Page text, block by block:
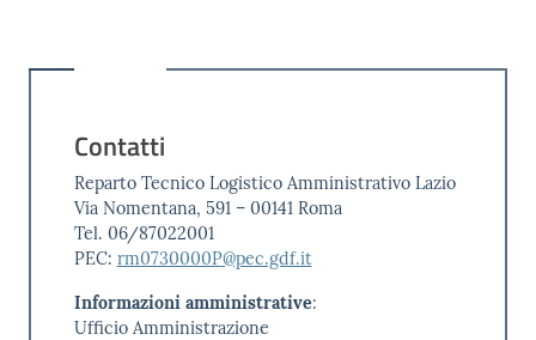
Contatti
Reparto Tecnico Logistico Amministrativo Lazio
Via Nomentana, 591 – 00141 Roma
Tel. 06/87022001
PEC: rm0730000P@pec.gdf.it
Informazioni amministrative:
Ufficio Amministrazione